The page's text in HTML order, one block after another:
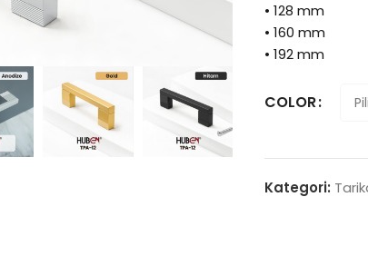
• 128 mm
• 160 mm
• 192 mm
COLOR
Kategori: